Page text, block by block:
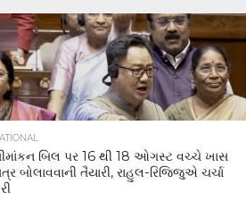
બિલ પર 16 થી 18 ઓગસ્ટ વચ્ચે ખાસ
બોલાવવાની તૈયારી, રાહુલ-રિજિજુએ ચર્ચા